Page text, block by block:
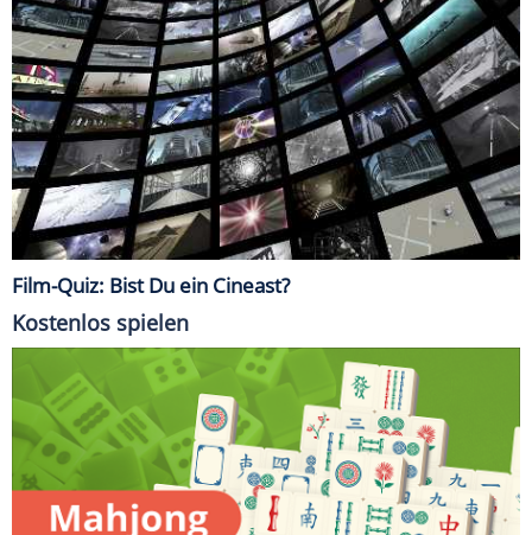
Film-Quiz: Bist Du ein Cineast?
Kostenlos spielen